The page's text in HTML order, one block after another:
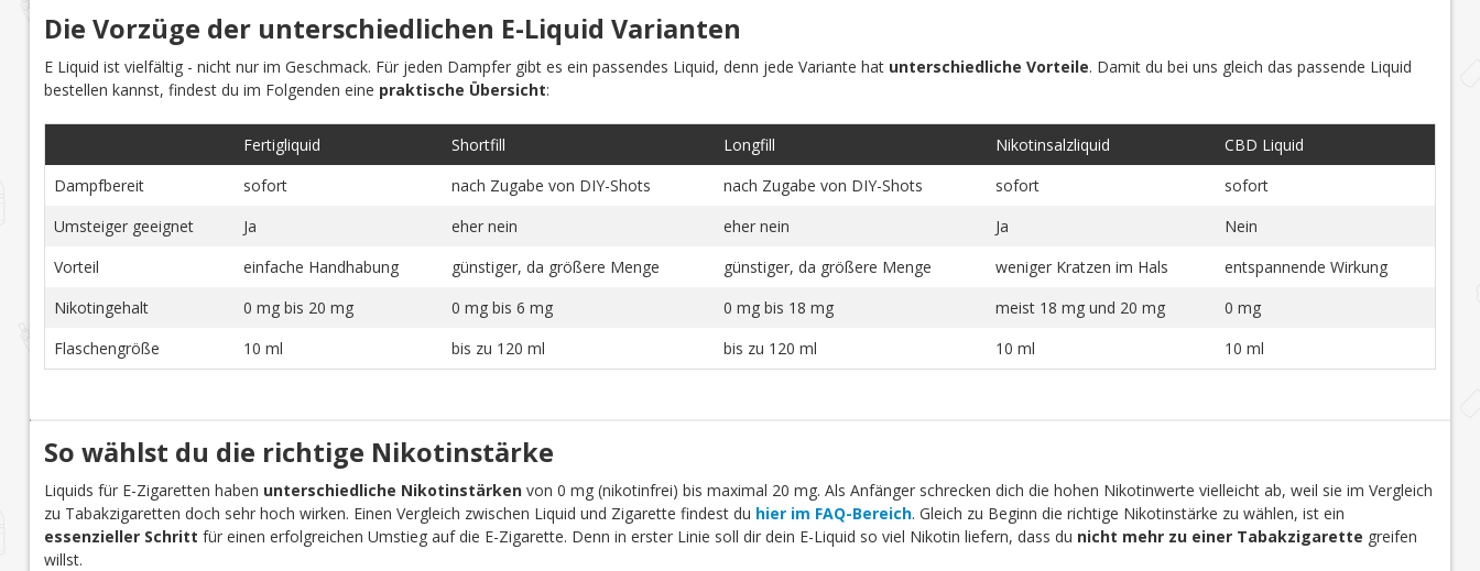
Die Vorzüge der unterschiedlichen E-Liquid Varianten
E Liquid ist vielfältig - nicht nur im Geschmack. Für jeden Dampfer gibt es ein passendes Liquid, denn jede Variante hat unterschiedliche Vorteile. Damit du bei uns gleich das passende Liquid
bestellen kannst, findest du im Folgenden eine praktische Übersicht:
Fertigliquid Shortfill Longfill Nikotinsalzliquid
CBD Liquid
Dampfbereit
sofort nach Zugabe von DIY-Shots nach Zugabe von DIY-Shots sofort
sofort
Umsteiger geeignet
Ja eher nein eher nein Ja
Nein
Vorteil
einfache Handhabung günstiger, da größere Menge günstiger, da größere Menge weniger Kratzen im Hals
entspannende Wirkung
Nikotingehalt
0 mg bis 20 mg 0 mg bis 6 mg 0 mg bis 18 mg meist 18 mg und 20 mg
0 mg
Flaschengröße
10 ml bis zu 120 ml bis zu 120 ml 10 ml 10 ml
So wählst du die richtige Nikotinstärke
Liquids für E-Zigaretten haben unterschiedliche Nikotinstärkenvon 0 mg (nikotinfrei) bis maximal 20 mg. Als Anfänger schrecken dich die hohen Nikotinwerte vielleicht ab, weil sie im Vergleich
zu Tabakzigaretten doch sehr hoch wirken. Einen Vergleich zwischen Liquid und Zigarette findest du hier im FAQ-Bereich. Gleich zu Beginn die richtige Nikotinstärke zu wählen, ist ein
essenzieller Schritt für einen erfolgreichen Umstieg auf die E-Zigarette. Denn in erster Linie soll dir dein E-Liquid so viel Nikotin liefern, dass du nicht mehr zu einer Tabakzigarette greifen
willst.